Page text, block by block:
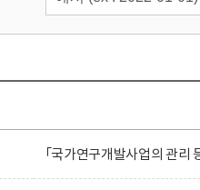
「국가연구개발사업의 관